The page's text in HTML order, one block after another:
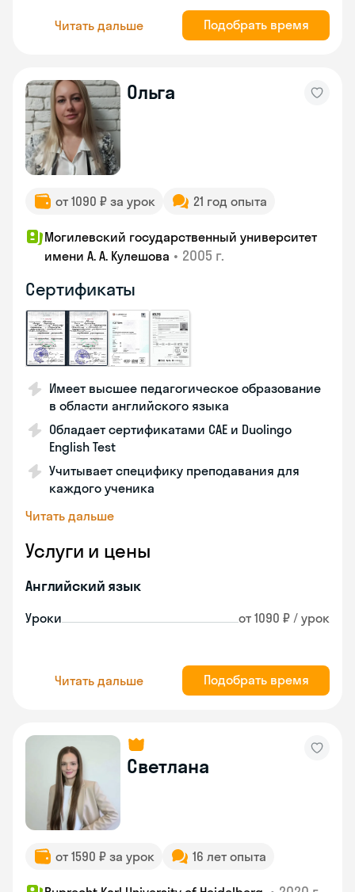
Читать дальше Подобрать время
Ольга
от 1090 ₽ за урок 21 год опыта
Могилевский государственный университет
имени А. А. Кулешова • 2005 г.
Сертификаты
Имеет высшее педагогическое образование
в области английского языка
Обладает сертификатами CAE и Duolingo
English Test
Учитывает специфику преподавания для
каждого ученика
Читать дальше
Услуги и цены
Английский язык
Уроки от 1090 ₽ / урок
Читать дальше Подобрать время
Светлана
от 1590 ₽ за урок 16 лет опыта